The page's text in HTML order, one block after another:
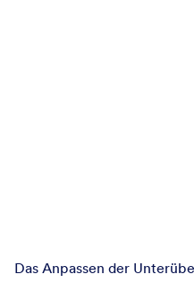
Das Anpassen der